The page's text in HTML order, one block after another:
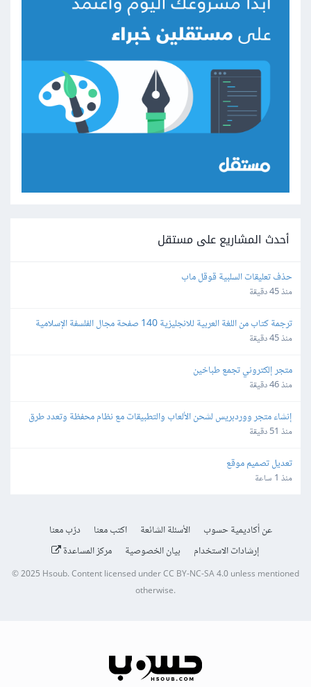
أحدث المشاريع على مستقل
حذف تعليقات السلبية قوقل ماب
منذ 45 دقيقة
وعلم الكلام المعاصر
منذ 45 دقيقة
متجر إلكتروني تجمع طباخين
منذ 46 دقيقة
الدفع
منذ 51 دقيقة
تعديل تصميم موقع
منذ 1 ساعة
عن أكاديمية حسوب الأسئلة الشائعة اكتب معنا
درّب معنا
إرشادات الاستخدام
بيان الخصوصية مركز المساعدة
© 2025 Hsoub.Content licensed underCC BY-NC-SA 4.0unless mentioned
otherwise.